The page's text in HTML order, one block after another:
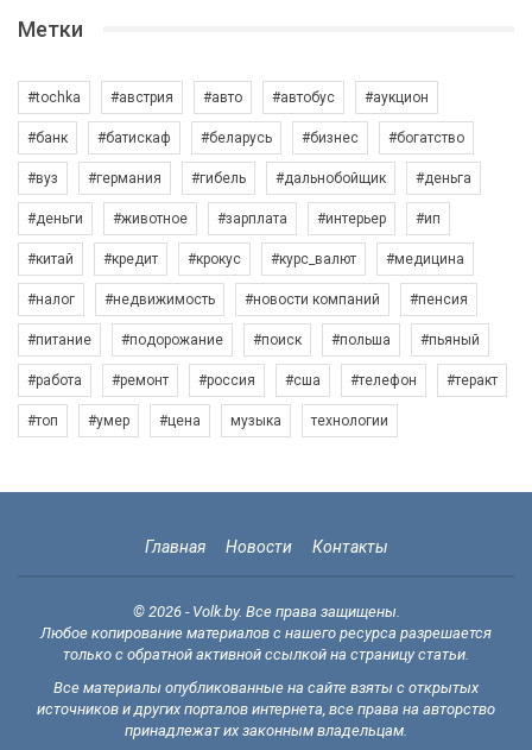
Метки
#tochka #австрия #авто #автобус #аукцион
#банк #батискаф #беларусь #бизнес #богатство
#вуз #германия #гибель #дальнобойщик #деньга
#деньги #животное #зарплата #интерьер #ип
#китай #кредит #крокус #курс_валют #медицина
#налог #недвижимость #новости компаний #пенсия
#питание #подорожание #поиск #польша #пьяный
#работа #ремонт #россия #сша #телефон #теракт
#топ #умер #цена музыка технологии
Главная Новости Контакты
© 2026 - Volk.by. Все права защищены.
Любое копирование материалов с нашего ресурса разрешается
только с обратной активной ссылкой на страницу статьи.
Все материалы опубликованные на сайте взяты с открытых
источников и других порталов интернета, все права на авторство
принадлежат их законным владельцам.